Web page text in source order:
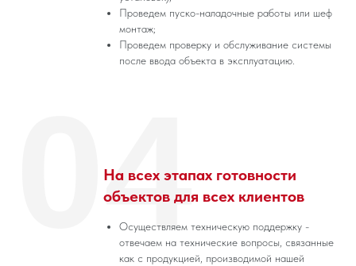
Проведем пуско-наладочные работы или шеф
монтаж;
Проведем проверку и обслуживание системы
после ввода объекта в эксплуатацию.
На всех этапах готовности
объектов для всех клиентов
Осуществляем техническую поддержку -
отвечаем на технические вопросы, связанные
как с продукцией, производимой нашей
04